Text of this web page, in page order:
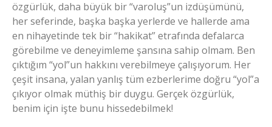
özgürlük, daha büyük bir “varoluş”un izdüşümünü,
her seferinde, başka başka yerlerde ve hallerde ama
en nihayetinde tek bir “hakikat” etrafında defalarca
görebilme ve deneyimleme şansına sahip olmam. Ben
çıktığım “yol”un hakkını verebilmeye çalışıyorum. Her
çeşit insana, yalan yanlış tüm ezberlerime doğru “yol”a
çıkıyor olmak müthiş bir duygu. Gerçek özgürlük,
benim için işte bunu hissedebilmek!